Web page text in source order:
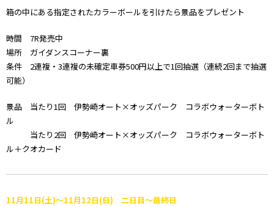
箱の中にある指定されたカラーボールを引けたら景品をプレゼント
時間 7R発売中
場所 ガイダンスコーナー裏
条件 2連複・3連複の未確定車券500円以上で1回抽選（連続2回まで抽選
可能）
景品 当たり1回 伊勢崎オート×オッズパーク コラボウォーターボト
ル
当たり2回 伊勢崎オート×オッズパーク コラボウォーターボト
ル＋クオカード
11月11日(土)～11月12日(日) 二日目～最終日